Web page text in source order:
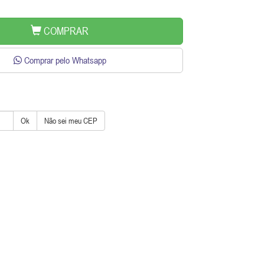
COMPRAR
Comprar pelo Whatsapp
Ok Não sei meu CEP